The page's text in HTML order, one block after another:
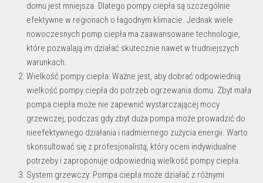
domu jest mniejsza. Dlatego pompy ciepła są szczególnie
efektywne w regionach o łagodnym klimacie. Jednak wiele
nowoczesnych pomp ciepła ma zaawansowane technologie,
które pozwalają im działać skutecznie nawet w trudniejszych
warunkach.
Wielkość pompy ciepła: Ważne jest, aby dobrać odpowiednią
wielkość pompy ciepła do potrzeb ogrzewania domu. Zbyt mała
pompa ciepła może nie zapewnić wystarczającej mocy
grzewczej, podczas gdy zbyt duża pompa może prowadzić do
nieefektywnego działania i nadmiernego zużycia energii. Warto
skonsultować się z profesjonalistą, który oceni indywidualne
potrzeby i zaproponuje odpowiednią wielkość pompy ciepła.
System grzewczy: Pompa ciepła może działać z różnymi